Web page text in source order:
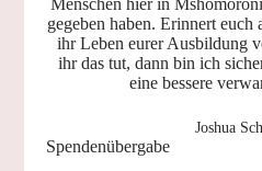
Menschen hier in
gegeben haben. Erinnert
ihr Leben eurer Ausbildung
ihr das tut, dann bin ich
eine bessere
Joshua
Spendenübergabe